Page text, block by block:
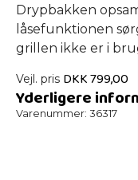
Drypbakken
låsefunktionen
grillen ikke er i
Vejl. pris DKK799,00
Yderligere
Varenummer: 36317